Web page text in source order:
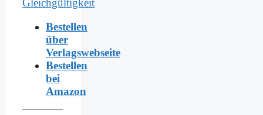
Bestellen
über
Verlagswebseite
Bestellen
bei
Amazon